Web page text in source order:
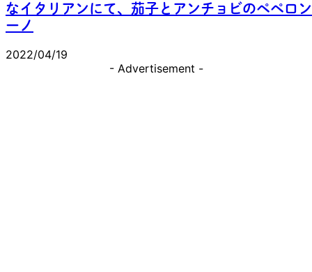
なイタリアンにて、茄子とアンチョビのペペロ
ーノ
2022/04/19
- Advertisement -